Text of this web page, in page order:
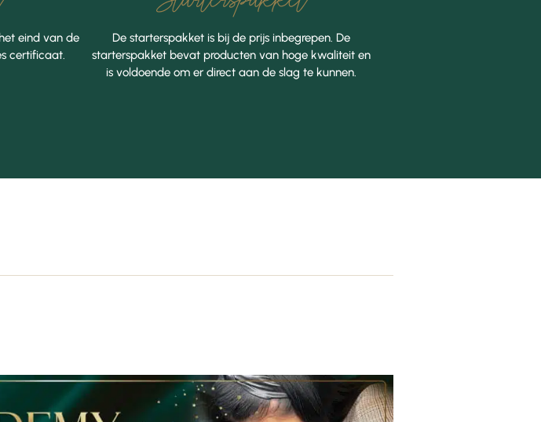
eind van de
certificaat.
De starterspakket is bij de prijs inbegrepen. De
starterspakket bevat producten van hoge kwaliteit en
is voldoende om er direct aan de slag te kunnen.